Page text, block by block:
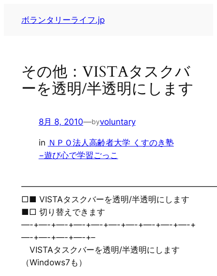
ボランタリーライフ.jp
その他：VISTAタスクバ
ーを透明/半透明にします
8月 8, 2010—byvoluntary
in ＮＰＯ法人高齢者大学 くすのき塾
−遊び心で学習ごっこ
□■ VISTAタスクバーを透明/半透明にします
■□ 切り替えできます
—-+—-+—-+—-+—-+—-+—-+—-+—-+—-+
—-+—-+—-+—-+–
VISTAタスクバーを透明/半透明にします
（Windows7も）